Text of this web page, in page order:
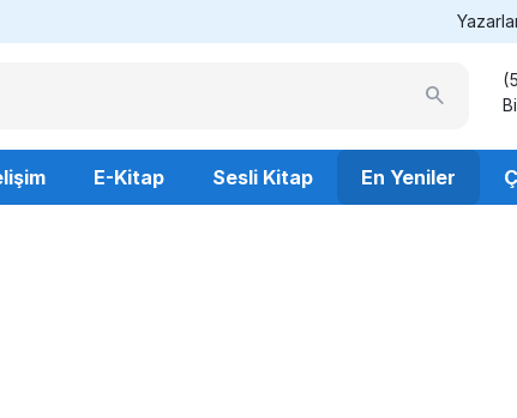
E-Kitap Sesli Kitap En Yeniler